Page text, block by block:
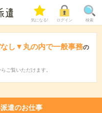
気になる! ログイン 検索
し▼丸の内で一般事務の
らご覧いただけます。
遣のお仕事